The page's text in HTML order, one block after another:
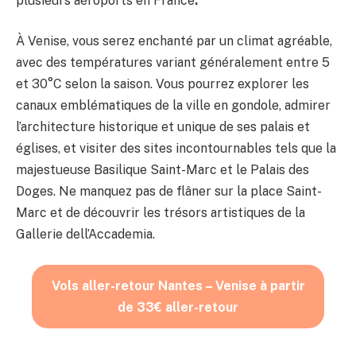
À Venise, vous serez enchanté par un climat agréable,
avec des températures variant généralement entre 5
et 30°C selon la saison. Vous pourrez explorer les
canaux emblématiques de la ville en gondole, admirer
l’architecture historique et unique de ses palais et
églises, et visiter des sites incontournables tels que la
majestueuse Basilique Saint-Marc et le Palais des
Doges. Ne manquez pas de flâner sur la place Saint-
Marc et de découvrir les trésors artistiques de la
Gallerie dell’Accademia.
Vols aller-retour Nantes – Venise à partir
de 33€ aller-retour